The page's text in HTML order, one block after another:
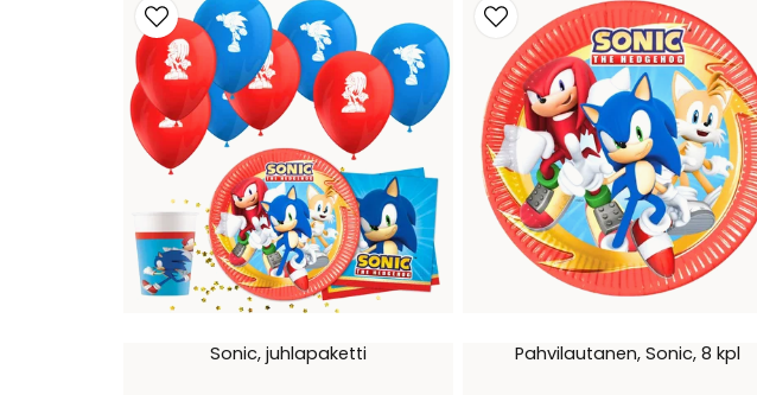
Sonic, juhlapaketti Pahvilautanen, Sonic, 8 kpl